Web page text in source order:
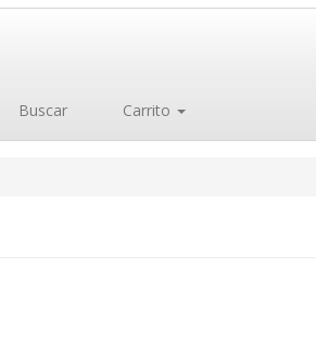
Buscar Carrito